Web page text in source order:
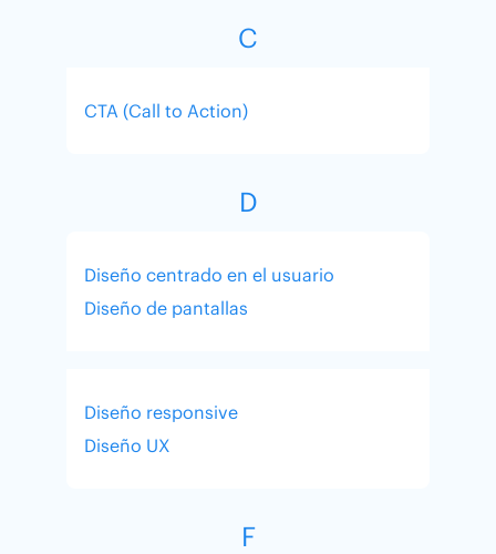
C
CTA (Call to Action)
D
Diseño centrado en el usuario
Diseño de pantallas
Diseño responsive
Diseño UX
F